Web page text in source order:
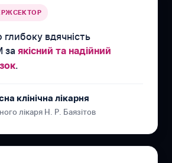
вдячність
за якісний та надійний
.
клінічна лікарня
лікаря Н. Р. Баязітов